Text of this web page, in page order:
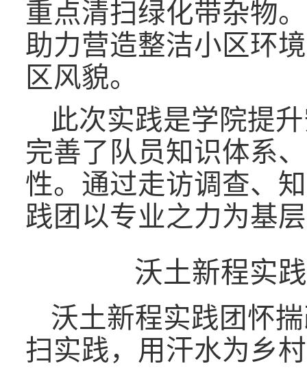
重点清扫绿化带杂物
助力营造整洁小区环
区风貌。
此次实践是学院提
完善了队员知识体系
性。通过走访调查、
践团以专业之力为基
沃土新程实
沃土新程实践团怀
扫实践，用汗水为乡村